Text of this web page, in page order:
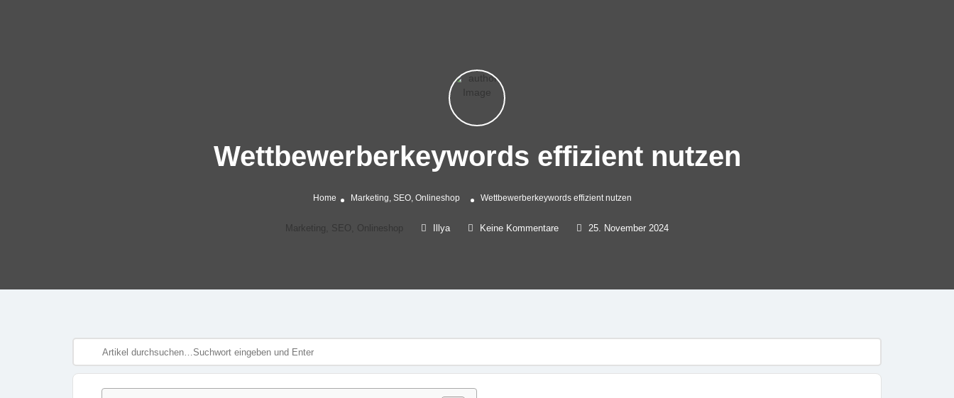
Wettbewerberkeywords effizient nutzen
Home Marketing, SEO, Onlineshop Wettbewerberkeywords effizient nutzen
Marketing, SEO, Onlineshop Illya Keine Kommentare 25. November 2024